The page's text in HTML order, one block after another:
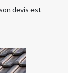
devis est